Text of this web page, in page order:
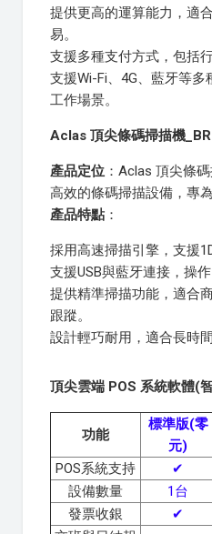
提供更高的運算能力，適
易。
支援多種支付方式，包括
支援Wi-Fi、4G、藍牙等
工作場景。
Aclas 頂尖條碼掃描機
產品定位 ：Aclas 頂尖條
高效的條碼掃描設備，專
產品特點 ：
採用高速掃描引擎，支援
支援USB與藍牙連接，操作
提供精準掃描功能，適合
跟蹤。
設計輕巧耐用，適合長時間
頂尖雲端 POS 系統軟體(
功能
標準版(零
元)
POS系統支持
✔
設備數量
1台
發票收銀
✔